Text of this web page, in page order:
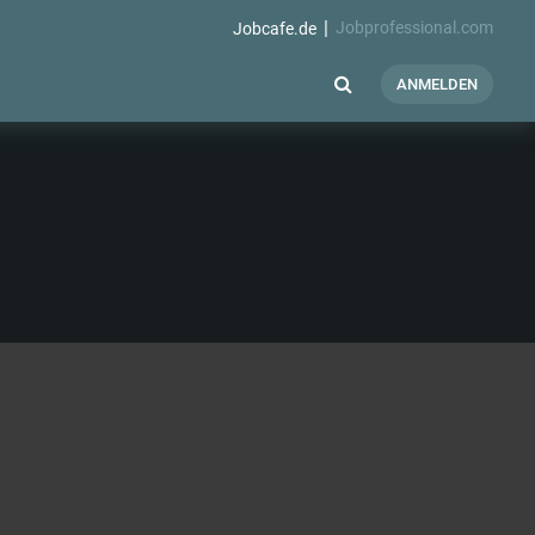
Jobcafe.de Jobprofessional.com
ANMELDEN